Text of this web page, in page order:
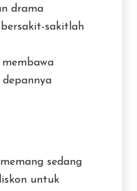
drama
sakitlah
depannya
sedang
untuk